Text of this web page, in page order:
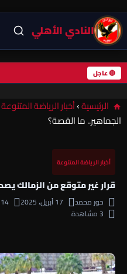
النادي الأهلي
🔴 عاجل
الرئيسية›أخبار الرياضة المتنوعة
الجماهير.. ما القصة؟
أخبار الرياضة المتنوعة
قرار غير متوقع من الزمالك
حور محمد 17 أبريل، 2025 14 سبتمبر، 2025
3 مشاهدة